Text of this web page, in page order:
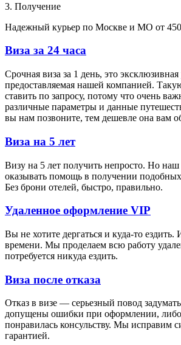
3. Получение
Надежный курьер по Москве и МО от
Виза за 24 часа
Срочная виза за 1 день, это эксклюзивная
предоставляемая нашей компанией.
ставить по запросу, потому что очень
различные параметры и данные
вы нам позвоните, тем дешевле она вам
Виза на 5 лет
Визу на 5 лет получить непросто. Но наш
оказывать помощь в получении подобных
Без брони отелей, быстро, правильно.
Удаленное оформление VIP
Вы не хотите дергаться и куда-то ездить.
времени. Мы проделаем всю работу
потребуется никуда ездить.
Виза после отказа
Отказ в визе — серьезный повод
допущены ошибки при оформлении, либо
понравилась консульству. Мы исправим
гарантией.